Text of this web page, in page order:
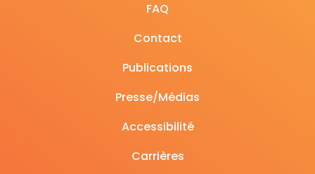
FAQ
Contact
Publications
Presse/Médias
Accessibilité
Carrières